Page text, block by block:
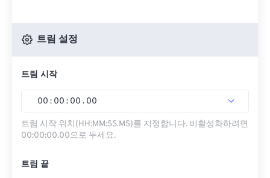
트림 설정
트림 시작
00 : 00 : 00 . 00
트림 시작 위치(HH:MM:SS.MS)를 지정합니다. 비활성화하려면
00:00:00.00으로 두세요.
트림 끝